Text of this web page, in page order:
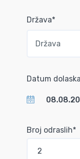
Država*
Datum
Broj odraslih*